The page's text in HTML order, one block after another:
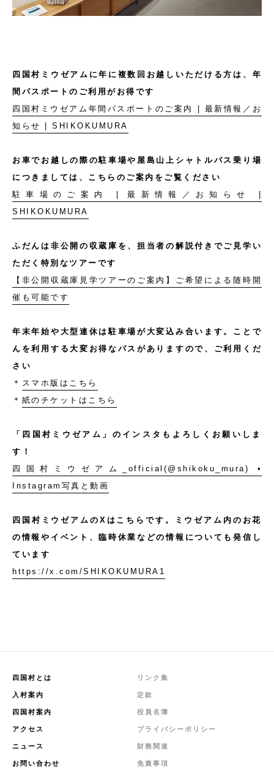
四国村ミウゼアムに年に複数回お越しいただける方は、年
間パスポートのご利用がお得です
四国村ミウゼアム年間パスポートのご案内 | 最新情報／お
知らせ | SHIKOKUMURA
お車でお越しの際の駐車場や屋島山上シャトルバス乗り場
につきましては、こちらのご案内をご覧ください
駐車場のご案内 | 最新情報／お知らせ |
SHIKOKUMURA
ふだんは非公開の収蔵庫を、担当者の解説付きでご見学い
ただく特別なツアーです
【非公開収蔵庫見学ツアーのご案内】ご希望による随時開
催も可能です
年末年始や大型連休は駐車場が大変込み合います。ことで
んを利用する大変お得なパスがありますので、ご利用くだ
さい
＊ スマホ版はこちら
＊ 紙のチケットはこちら
「四国村ミウゼアム」のインスタもよろしくお願いしま
す！
四国村ミウゼアム_official(@shikoku_mura) •
Instagram写真と動画
四国村ミウゼアムのXはこちらです。ミウゼアム内のお花
の情報やイベント、臨時休業などの情報についても発信し
ています
https://x.com/SHIKOKUMURA1
四国村とは
入村案内
四国村案内
アクセス
ニュース
お問い合わせ
リンク集
定款
役員名簿
プライバシーポリシー
財務関連
免責事項